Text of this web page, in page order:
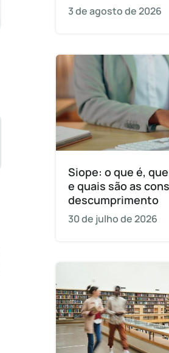
3 de agosto de 2026
Siope: o que é,
e quais são as
descumprimento
30 de julho de 2026